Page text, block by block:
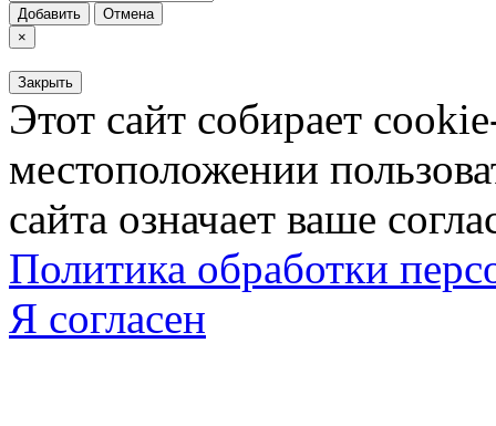
Добавить
Отмена
×
Закрыть
Этот сайт собирает
местоположении
сайта означает ваше
Политика обработки
Я согласен